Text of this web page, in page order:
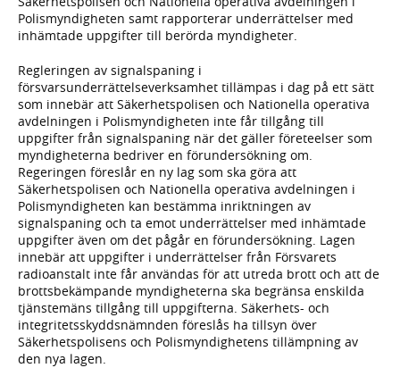
Polismyndigheten samt rapporterar underrättelser med
inhämtade uppgifter till berörda myndigheter.
Regleringen av signalspaning i
försvarsunderrättelseverksamhet tillämpas i dag på ett sätt
som innebär att Säkerhetspolisen och Nationella operativa
avdelningen i Polismyndigheten inte får tillgång till
uppgifter från signalspaning när det gäller företeelser som
myndigheterna bedriver en förundersökning om.
Regeringen föreslår en ny lag som ska göra att
Säkerhetspolisen och Nationella operativa avdelningen i
Polismyndigheten kan bestämma inriktningen av
signalspaning och ta emot underrättelser med inhämtade
uppgifter även om det pågår en förundersökning. Lagen
innebär att uppgifter i underrättelser från Försvarets
radioanstalt inte får användas för att utreda brott och att de
brottsbekämpande myndigheterna ska begränsa enskilda
tjänstemäns tillgång till uppgifterna. Säkerhets- och
integritetsskyddsnämnden föreslås ha tillsyn över
Säkerhetspolisens och Polismyndighetens tillämpning av
den nya lagen.